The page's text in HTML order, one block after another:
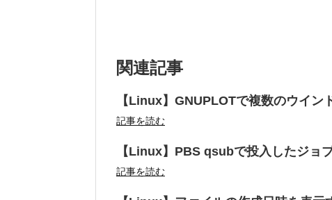
関連記事
【Linux】GNUPLOTで複数のウイン
記事を読む
【Linux】PBS qsubで投入したジョ
記事を読む